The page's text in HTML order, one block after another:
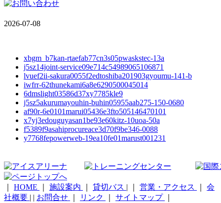
2026-07-08
xbgm_b7kan-rtaefab77cn3s05pwaskstec-13a
j5sz14joint-service09e714c54989065106871
lvuef2ii-sakura0055f2edtoshiba201903gyoumu-141-b
iwfrr-62thunekami6a8e6290500045014
6dmslight03586d37xy7785kle9
j5sz5akurumayouhin-buhin05955aab275-150-0680
af90r-6e0101marui05436e3fto505146470101
x7yj3edouguyasan1be93e60kitz-10uoa-50a
f5389f9asahiprocureace3d70f9be346-0088
y7768fepowerweb-19ea10fe01marust001231
HOME 施設案内 貸切バス | 営業・アクセス
会
社概要 | | お問合せ リンク サイトマップ